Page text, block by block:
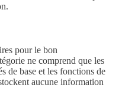
pour le bon
ne comprend que les
de base et les fonctions de
aucune information